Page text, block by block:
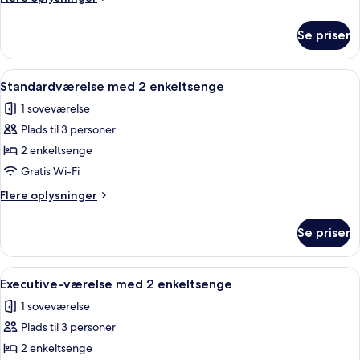
suite
Se priser
Indlæs
alle
billeder
af
Standardværelse
med
2
enkeltsenge
Et hotelværelse med to senge, et
6
Standardværelse med 2 enkeltsenge
1 soveværelse
Plads til 3 personer
2 enkeltsenge
Gratis Wi-Fi
Flere oplysninger
Flere
med
enkeltsenge
Se priser
Indlæs
alle
billeder
af
Executive-
Et hotelværelse med en
10
Executive-værelse med 2 enkeltsenge
1 soveværelse
Plads til 3 personer
2 enkeltsenge